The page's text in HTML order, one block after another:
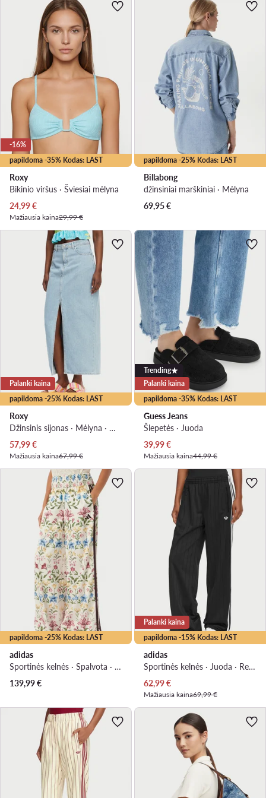
papildoma -35% Kodas: LAST
-16%
Roxy
Bikinio viršus · Šviesiai mėlyna
Dabartinė kaina
24,99€
Mažiausia kaina29,99 €
papildoma -25% Kodas: LAST
Billabong
džinsiniai marškiniai · Mėlyna
69,95€
papildoma -25% Kodas: LAST
Palanki kaina
Roxy
Džinsinis sijonas · Mėlyna · Midi
Dabartinė kaina
57,99€
Mažiausia kaina67,99 €
papildoma -35% Kodas: LAST
Trending
Palanki kaina
Guess Jeans
Šlepetės · Juoda
Dabartinė kaina
39,99€
Mažiausia kaina44,99 €
papildoma -25% Kodas: LAST
adidas
Sportinės kelnės · Spalvota · Relaxed Fit
139,99€
papildoma -15% Kodas: LAST
Palanki kaina
adidas
Sportinės kelnės · Juoda · Relaxed Fit
Dabartinė kaina
62,99€
Mažiausia kaina69,99 €